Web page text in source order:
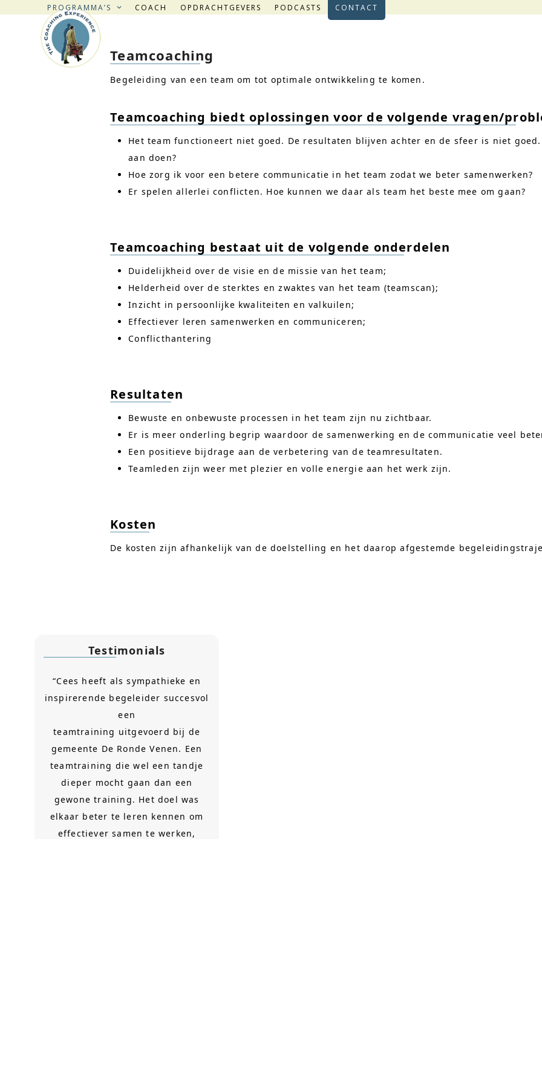
PROGRAMMA’S COACH OPDRACHTGEVERS PODCASTS CONTACT
Teamcoaching
Begeleiding van een team om tot optimale ontwikkeling te komen.
Teamcoaching biedt oplossingen voor de volgende vragen/
Het team functioneert niet goed. De resultaten blijven achter en de sfeer is niet
aan doen?
Hoe zorg ik voor een betere communicatie in het team zodat we beter samenwerken?
Er spelen allerlei conflicten. Hoe kunnen we daar als team het beste mee om gaan?
Teamcoaching bestaat uit de volgende onderdelen
Duidelijkheid over de visie en de missie van het team;
Helderheid over de sterktes en zwaktes van het team (teamscan);
Inzicht in persoonlijke kwaliteiten en valkuilen;
Effectiever leren samenwerken en communiceren;
Conflicthantering
Resultaten
Bewuste en onbewuste processen in het team zijn nu zichtbaar.
Er is meer onderling begrip waardoor de samenwerking en de communicatie veel
Een positieve bijdrage aan de verbetering van de teamresultaten.
Teamleden zijn weer met plezier en volle energie aan het werk zijn.
Kosten
De kosten zijn afhankelijk van de doelstelling en het daarop afgestemde
Testimonials
“Cees heeft als sympathieke en
inspirerende begeleider succesvol
een
teamtraining uitgevoerd bij de
gemeente De Ronde Venen. Een
teamtraining die wel een tandje
dieper mocht gaan dan een
gewone training. Het doel was
elkaar beter te leren kennen om
effectiever samen te werken,